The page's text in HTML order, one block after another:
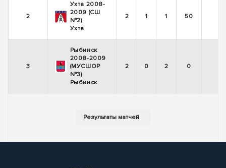
2
Ухта 2008-
2009 (СШ
№2)
Ухта
2 1 1 50
3
Рыбинск
2008-2009
(МУСШОР
№3)
Рыбинск
2 0 2 0